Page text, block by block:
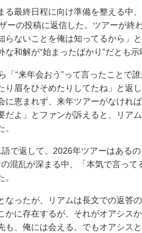
最終日程に向け準備を整える中
ーの投稿に返信した。ツアーが終
らないことを俺は知ってるから」
和解が“始まったばかり”だとも示
“来年会おう”って言ったことで
り眉をひそめたりしてたね」と返
に恵まれず、来年ツアーがなけれ
だよ」とファンが訴えると、リア
で返して。2026年ツアーはある
混乱が深まる中、「本気で言っ
ったが、リアムは長文での返答
かに存在するが、それがオアシス
も、俺には会える。でもオアシス